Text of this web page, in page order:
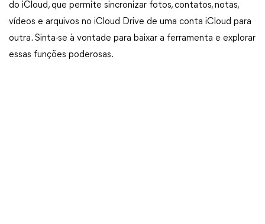
do iCloud, que permite sincronizar fotos, contatos, notas,
vídeos e arquivos no iCloud Drive de uma conta iCloud para
outra. Sinta-se à vontade para baixar a ferramenta e explorar
essas funções poderosas.